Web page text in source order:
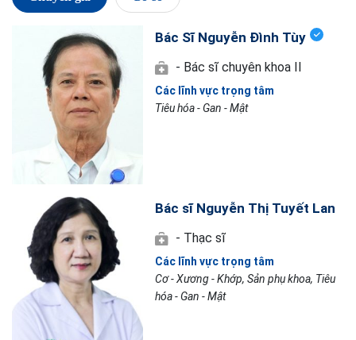
Bác Sĩ Nguyễn Đình Tùy
- Bác sĩ chuyên khoa II
Các lĩnh vực trọng tâm
Tiêu hóa - Gan - Mật
Bác sĩ Nguyễn Thị Tuyết Lan
- Thạc sĩ
Các lĩnh vực trọng tâm
Cơ - Xương - Khớp, Sản phụ khoa, Tiêu
hóa - Gan - Mật